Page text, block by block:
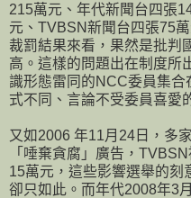
215萬元、年代新聞台四張
元、TVBSN新聞台四張75
裁罰結果來看，果然是批判
高。這樣的問題出在制度所
識形態雷同的NCC委員集
式不同、言論不受委員喜愛
又如2006 年11月24日，多
「唾棄貪腐」廣告，
15萬元，這些影響選舉的刻
卻只如此。而年代2008年3